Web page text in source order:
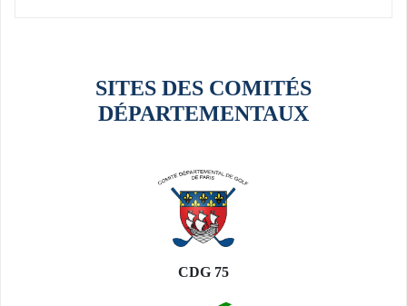
SITES DES COMITÉS
DÉPARTEMENTAUX
CDG 75